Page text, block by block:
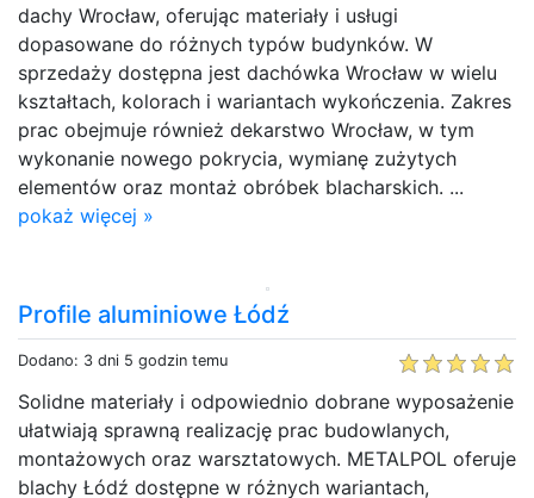
dachy Wrocław, oferując materiały i usługi
dopasowane do różnych typów budynków. W
sprzedaży dostępna jest dachówka Wrocław w wielu
kształtach, kolorach i wariantach wykończenia. Zakres
prac obejmuje również dekarstwo Wrocław, w tym
wykonanie nowego pokrycia, wymianę zużytych
elementów oraz montaż obróbek blacharskich. ...
pokaż więcej »
Profile aluminiowe Łódź
Dodano: 3 dni 5 godzin temu
Solidne materiały i odpowiednio dobrane wyposażenie
ułatwiają sprawną realizację prac budowlanych,
montażowych oraz warsztatowych. METALPOL oferuje
blachy Łódź dostępne w różnych wariantach,